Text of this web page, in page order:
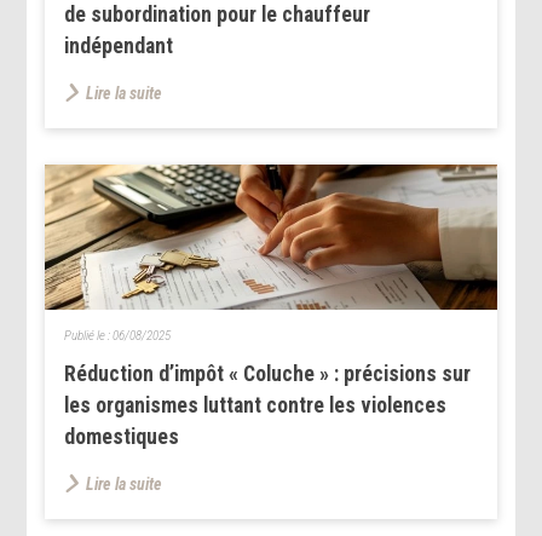
de subordination pour le chauffeur
indépendant
Lire la suite
Réduction d’impôt « Coluche » : précisions sur
les organismes luttant contre les violences
domestiques
Publié le :06/08/2025
Lire la suite